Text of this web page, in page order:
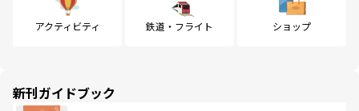
アクティビティ 鉄道・フライト ショップ
新刊ガイドブック